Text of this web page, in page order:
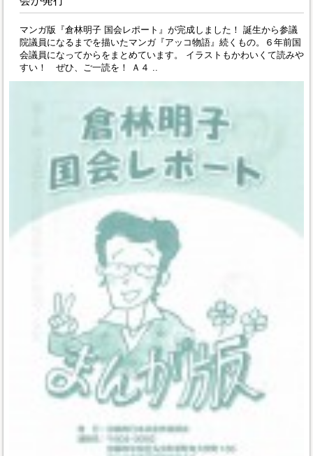
マンガ版『倉林明子 国会レポート』が完成しました！ 誕生から参議
院議員になるまでを描いたマンガ『アッコ物語』続くもの。６年前国
会議員になってからをまとめています。 イラストもかわいくて読みや
すい！ ぜひ、ご一読を！ Ａ４ ..